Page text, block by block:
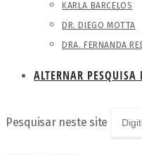
KARLA BARCELOS
DR. DIEGO MOTTA
DRA. FERNANDA
ALTERNAR PESQUISA
Pesquisar neste site